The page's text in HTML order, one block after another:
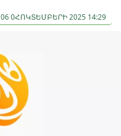
06 0ՀՈԿՏԵՄԲԵՐԻ 2025 14:29